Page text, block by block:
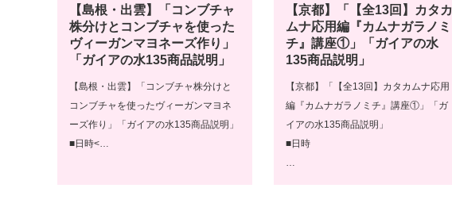
【島根・出雲】「コンブチャ
株分けとコンブチャを使った
ヴィーガンマヨネーズ作り」
「ガイアの水135商品説明」
【島根・出雲】「コンブチャ株分けと
コンブチャを使ったヴィーガンマヨネ
ーズ作り」「ガイアの水135商品説明」
■日時<…
【京都】「【全13回】カタカ
ムナ応用編『カムナガラノミ
チ』講座①」「ガイアの水
135商品説明」
【京都】「【全13回】カタカムナ応用
編『カムナガラノミチ』講座①」「ガ
イアの水135商品説明」
■日時
…